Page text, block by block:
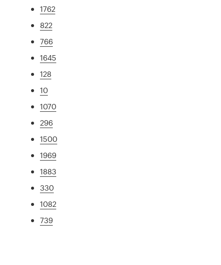
1762
822
766
1645
128
10
1070
296
1500
1969
1883
330
1082
739